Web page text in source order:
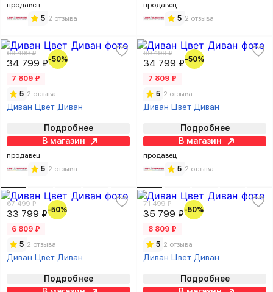
продавец
5 2 отзыва
продавец
5 2 отзыва
69 499 ₽
34 799 ₽-50%
7 809 ₽
5 2 отзыва
Диван Цвет Диван
Подробнее
В магазин
продавец
5 2 отзыва
69 499 ₽
34 799 ₽-50%
7 809 ₽
5 2 отзыва
Диван Цвет Диван
Подробнее
В магазин
продавец
5 2 отзыва
67 499 ₽
33 799 ₽-50%
6 809 ₽
5 2 отзыва
Диван Цвет Диван
Подробнее
71 499 ₽
35 799 ₽-50%
8 809 ₽
5 2 отзыва
Диван Цвет Диван
Подробнее